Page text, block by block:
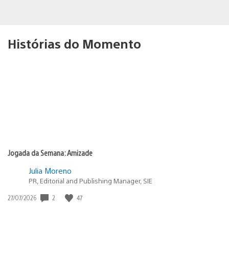
Histórias do Momento
Jogada da Semana: Amizade
Julia Moreno
PR, Editorial and Publishing Manager, SIE
Data
27/07/2026 2 47